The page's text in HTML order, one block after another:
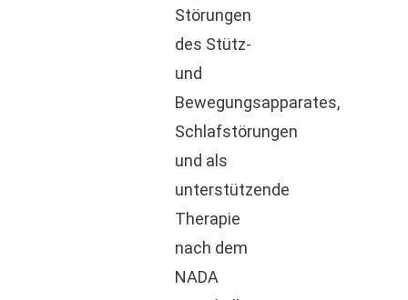
Störungen
des Stütz-
und
Bewegungsapparates,
Schlafstörungen
und als
unterstützende
Therapie
nach dem
NADA